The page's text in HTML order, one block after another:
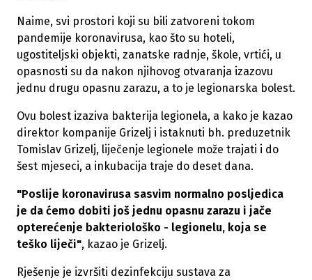
Naime, svi prostori koji su bili zatvoreni tokom
pandemije koronavirusa, kao što su hoteli,
ugostiteljski objekti, zanatske radnje, škole, vrtići, u
opasnosti su da nakon njihovog otvaranja izazovu
jednu drugu opasnu zarazu, a to je legionarska bolest.
Ovu bolest izaziva bakterija legionela, a kako je kazao
direktor kompanije Grizelj i istaknuti bh. preduzetnik
Tomislav Grizelj, liječenje legionele može trajati i do
šest mjeseci, a inkubacija traje do deset dana.
"Poslije koronavirusa sasvim normalno posljedica
je da ćemo dobiti još jednu opasnu zarazu i jače
opterećenje bakteriološko - legionelu, koja se
teško liječi", kazao je Grizelj.
Rješenje je izvršiti dezinfekciju sustava za